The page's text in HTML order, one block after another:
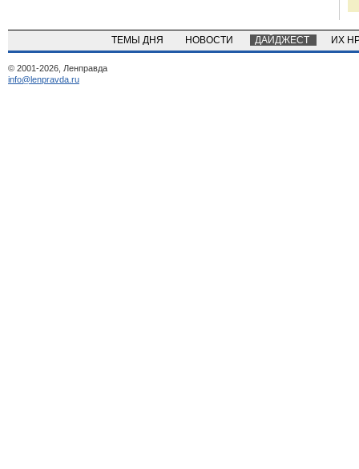
ТЕМЫ ДНЯ НОВОСТИ ДАЙДЖЕСТ ИХ
© 2001-2026, Ленправда
info@lenpravda.ru